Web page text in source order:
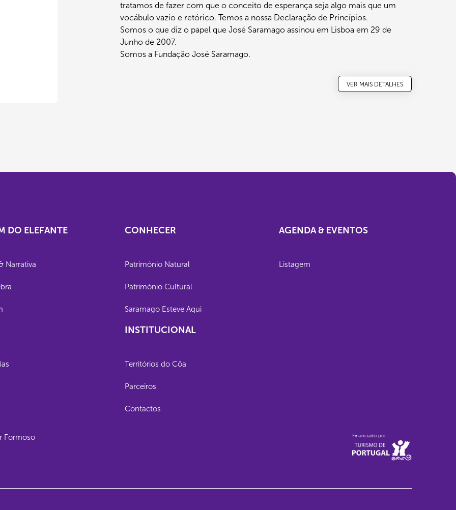
tratamos de fazer com que o conceito de esperança seja algo mais que um
vocábulo vazio e retórico. Temos a nossa Declaração de Princípios.
Somos o que diz o papel que José Saramago assinou em Lisboa em 29 de
Junho de 2007.
Somos a Fundação José Saramago.
VER MAIS DETALHES
DO ELEFANTE
Narrativa
CONHECER
Património Natural
Património Cultural
Saramago Esteve Aqui
AGENDA & EVENTOS
Listagem
INSTITUCIONAL
Territórios do Côa
Parceiros
Contactos
Formoso Financiado por: